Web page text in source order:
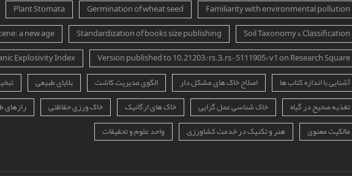
Familiarity with environmental pollution
Germination of wheat seed
Plant Stomata
Soil Taxonomy & Classification
Standardization of books size publishing
a new age
Version published to 10.21203/rs.3.rs-5111905/v1 on Research Square
Explosivity Index
آشنایی با اندازه کتاب ها
اصلاح خاک های مشکل دار الگوی مدیریت کاشت بلایای طبیعی
تغذیه صحیح در گیاه
خاک شناسی عمل گرایی خاک های ارگانیک خاک ورزی حفاظتی
مالکیت معنوی
هنر و تکنیک در خدمت کشاورزی واحد علوم و تحقیقات